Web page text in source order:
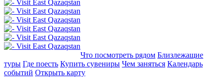
Что посмотреть рядом Близлежащие
туры Где поесть Купить сувениры Чем заняться Календарь
событий Открыть карту